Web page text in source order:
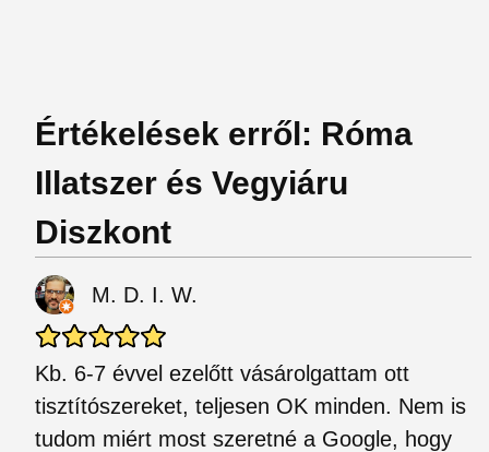
Értékelések erről: Róma
Illatszer és Vegyiáru
Diszkont
M. D. I. W.
Kb. 6-7 évvel ezelőtt vásárolgattam ott
tisztítószereket, teljesen OK minden. Nem is
tudom miért most szeretné a Google, hogy